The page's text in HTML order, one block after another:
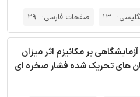
13 صفحات فارسی: 29
بر مکانیزم اثر میزان
های تحریک شده فشار صخره ای